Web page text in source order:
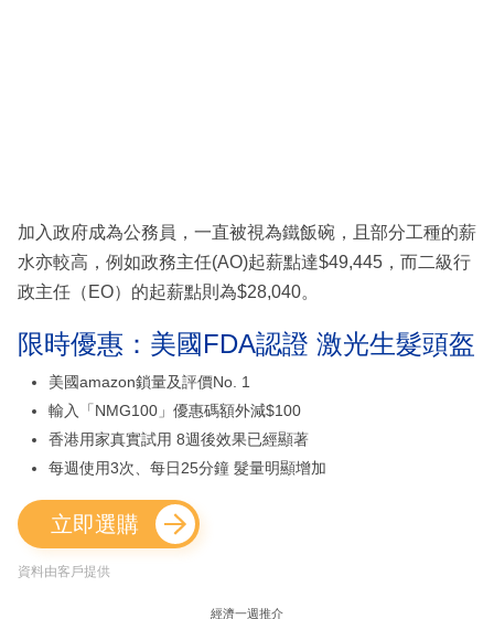
加入政府成為公務員，一直被視為鐵飯碗，且部分工種的薪
水亦較高，例如政務主任(AO)起薪點達$49,445，而二級行
政主任（EO）的起薪點則為$28,040。
限時優惠：美國FDA認證 激光生髮頭盔
美國amazon鎖量及評價No. 1
輸入「NMG100」優惠碼額外減$100
香港用家真實試用 8週後效果已經顯著
每週使用3次、每日25分鐘 髮量明顯增加
立即選購
資料由客戶提供
經濟一週推介